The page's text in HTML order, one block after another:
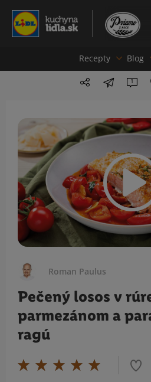
Recepty Blog
1
Roman Paulus
Pečený losos v
parmezánom a
ragú